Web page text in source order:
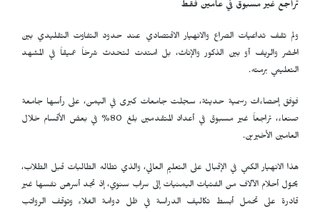
تراجع غير مسبوق في عامين فقط
ولم تقف تداعيات الصراع والانهيار الاقتصادي عند حدود التفاوت التقليدي بين
الحضر والريف أو بين الذكور والإناث، بل امتدت لتحدث شرخاً عميقاً في المشهد
التعليمي برمته.
فوفق إحصاءات رسمية حديثة، سجلت جامعات كبرى في اليمن، على رأسها جامعة
صنعاء، تراجعاً غير مسبوق في أعداد المتقدمين بلغ 80% في بعض الأقسام خلال
العامين الأخيرين.
هذا الانهيار الكمي في الإقبال على التعليم العالي، والذي تطاله الطالبات قبل الطلاب،
يحوّل أحلام الآلاف من الفتيات اليمنيات إلى سراب سنوي، إذ تجد أسرهن نفسها غير
قادرة على تحمل أبسط تكاليف الدراسة في ظل دوامة الغلاء وتوقف الرواتب